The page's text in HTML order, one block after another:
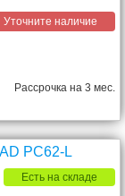
Уточните наличие
Рассрочка на 3 мес.
PC62-L
Есть на складе